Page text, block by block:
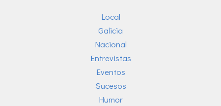
Local
Galicia
Nacional
Entrevistas
Eventos
Sucesos
Humor